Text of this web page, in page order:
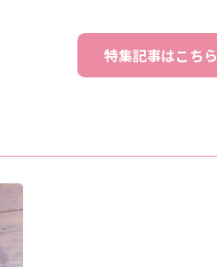
特集記事はこちら